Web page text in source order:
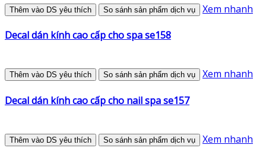
Thêm vào DS yêu thích So sánh sản phẩm dịch vụ Xem nhanh
Decal dán kính cao cấp cho spa se158
Thêm vào DS yêu thích So sánh sản phẩm dịch vụ Xem nhanh
Decal dán kính cao cấp cho nail spa se157
Thêm vào DS yêu thích So sánh sản phẩm dịch vụ Xem nhanh